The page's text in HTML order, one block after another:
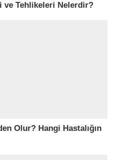
ve Tehlikeleri Nelerdir?
Olur? Hangi Hastalığın